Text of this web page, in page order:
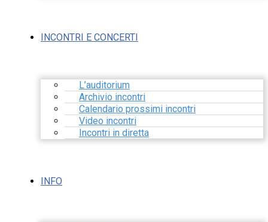
INCONTRI E CONCERTI
L’auditorium
Archivio incontri
Calendario prossimi incontri
Video incontri
Incontri in diretta
INFO